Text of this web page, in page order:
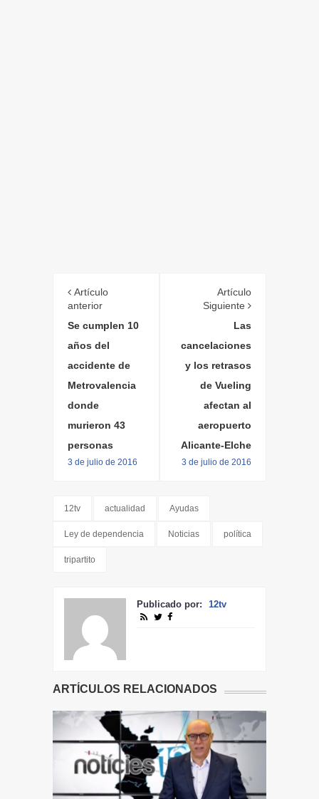
Artículo
anterior
Se cumplen 10
años del
accidente de
Metrovalencia
donde
murieron 43
personas
3 de julio de 2016
Artículo
Siguiente
Las
cancelaciones
y los retrasos
de Vueling
afectan al
aeropuerto
Alicante-Elche
3 de julio de 2016
12tv actualidad Ayudas
Ley de dependencia Noticias política
tripartito
Publicado por: 12tv
ARTÍCULOS RELACIONADOS